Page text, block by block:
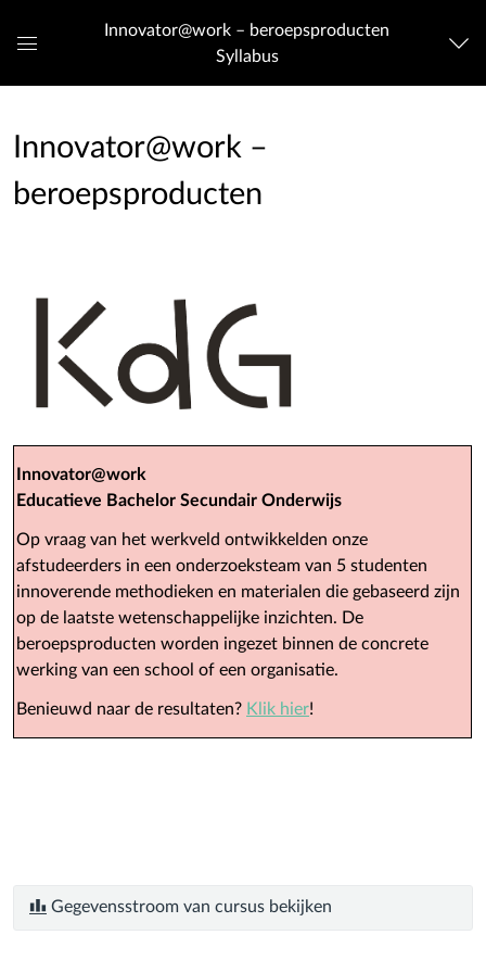
navigatiemenu
Innovator@work – beroepsproducten
Syllabus
Innovator@work –
beroepsproducten
Innovator@work
Educatieve Bachelor Secundair Onderwijs
Op vraag van het werkveld ontwikkelden onze
afstudeerders in een onderzoeksteam van 5 studenten
innoverende methodieken en materialen die gebaseerd zijn
op de laatste wetenschappelijke inzichten. De
beroepsproducten worden ingezet binnen de concrete
werking van een school of een organisatie.
Benieuwd naar de resultaten? Klik hier!
Gegevensstroom van cursus bekijken